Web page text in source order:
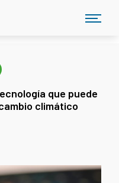
que puede
climático